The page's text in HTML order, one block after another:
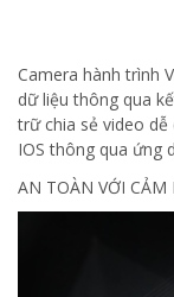
Camera hành trình
dữ liệu thông qua
trữ chia sẻ video
IOS thông qua ứng
AN TOÀN VỚI CẢM